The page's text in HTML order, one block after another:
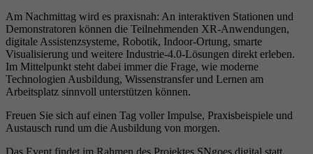
Am Nachmittag wird es praxisnah: An interaktiven Stationen und
Demonstratoren können die Teilnehmenden XR-Anwendungen,
digitale Assistenzsysteme, Robotik, Indoor-Ortung, smarte
Visualisierung und weitere Industrie-4.0-Lösungen direkt erleben.
Im Mittelpunkt steht dabei immer die Frage, wie moderne
Technologien Ausbildung, Wissenstransfer und Lernen am
Arbeitsplatz sinnvoll unterstützen können.
Freuen Sie sich auf einen Tag voller Impulse, Praxisbeispiele und
Austausch rund um die Ausbildung von morgen.